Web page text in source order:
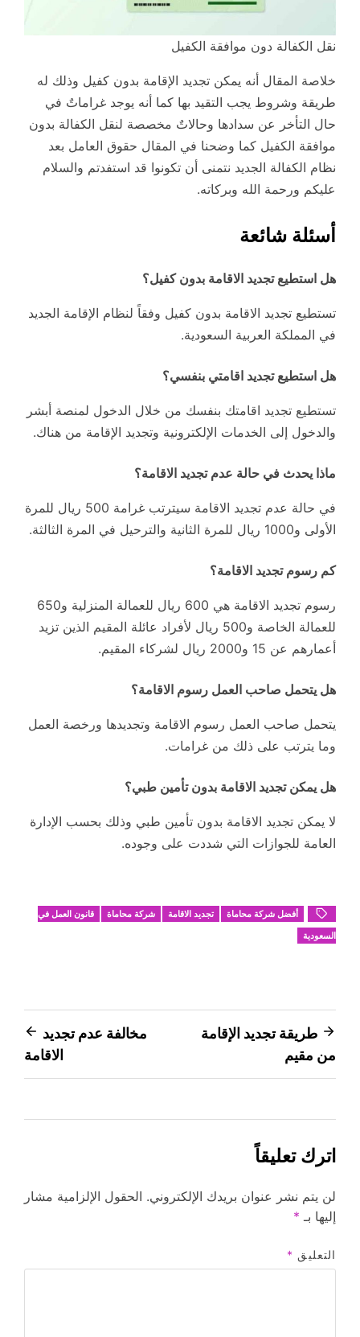
نقل الكفالة دون موافقة الكفيل
خلاصة المقال أنه يمكن تجديد الإقامة بدون كفيل وذلك له
طريقة وشروط يجب التقيد بها كما أنه يوجد غراماتٌ في
حال التأخر عن سدادها وحالاتٌ مخصصة لنقل الكفالة بدون
موافقة الكفيل كما وضحنا في المقال حقوق العامل بعد
نظام الكفالة الجديد نتمنى أن تكونوا قد استفدتم والسلام
عليكم ورحمة الله وبركاته.
أسئلة شائعة
هل استطيع تجديد الاقامة بدون كفيل؟
تستطيع تجديد الاقامة بدون كفيل وفقاً لنظام الإقامة الجديد
في المملكة العربية السعودية.
هل استطيع تجديد اقامتي بنفسي؟
تستطيع تجديد اقامتك بنفسك من خلال الدخول لمنصة أبشر
والدخول إلى الخدمات الإلكترونية وتجديد الإقامة من هناك.
ماذا يحدث في حالة عدم تجديد الاقامة؟
في حالة عدم تجديد الاقامة سيترتب غرامة 500 ريال للمرة
الأولى و1000 ريال للمرة الثانية والترحيل في المرة الثالثة.
كم رسوم تجديد الاقامة؟
رسوم تجديد الاقامة هي 600 ريال للعمالة المنزلية و650
للعمالة الخاصة و500 ريال لأفراد عائلة المقيم الذين تزيد
أعمارهم عن 15 و2000 ريال لشركاء المقيم.
هل يتحمل صاحب العمل رسوم الاقامة؟
يتحمل صاحب العمل رسوم الاقامة وتجديدها ورخصة العمل
وما يترتب على ذلك من غرامات.
هل يمكن تجديد الاقامة بدون تأمين طبي؟
لا يمكن تجديد الاقامة بدون تأمين طبي وذلك بحسب الإدارة
العامة للجوازات التي شددت على وجوده.
أفضل شركة محاماة تجديد الاقامة شركة محاماة
قانون العمل في
السعودية
تصفّح
المقالات
طريقة تجديد الإقامة
من مقيم
مخالفة عدم تجديد
الاقامة
اترك تعليقاً
لن يتم نشر عنوان بريدك الإلكتروني. الحقول الإلزامية مشار
إليها بـ *
التعليق *